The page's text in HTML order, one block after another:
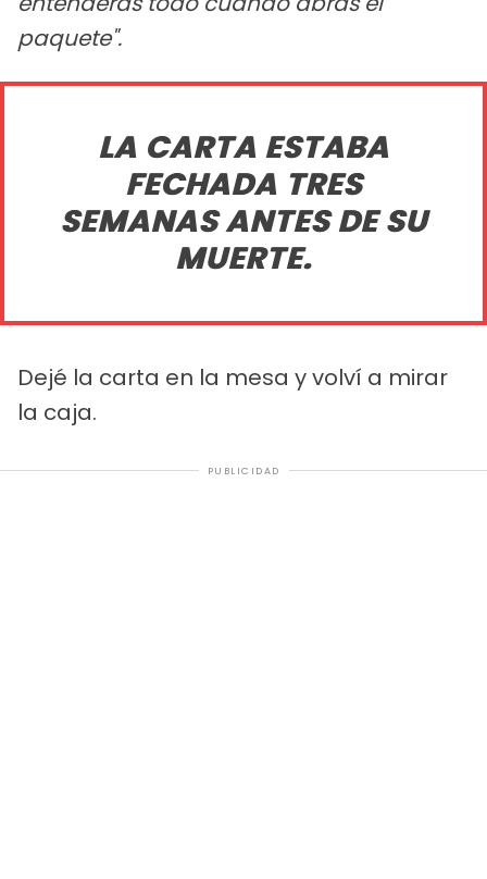
paquete".
LA CARTA ESTABA
FECHADA TRES
SEMANAS ANTES DE SU
MUERTE.
Dejé la carta en la mesa y volví a mirar
la caja.
PUBLICIDAD